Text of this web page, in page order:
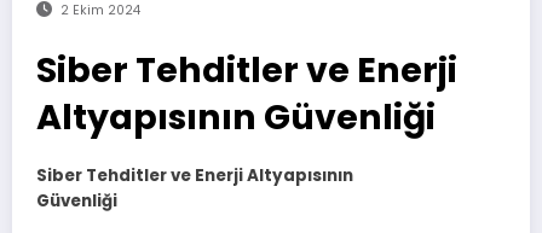
2 Ekim 2024
Siber Tehditler ve Enerji
Altyapısının Güvenliği
Siber Tehditler ve Enerji Altyapısının
Güvenliği